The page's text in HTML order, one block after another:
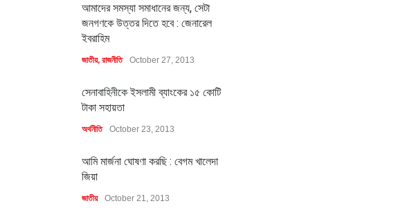
আমাদের সমস্যা সমাধানের জন্য, সেটা
জনগণকে উত্তর দিতে হবে : জেনারেল
ইবরাহিম
জাতীয়, রাজনীতি October 27, 2013
সেনাবাহিনীকে ইসলামী ব্যাংকের ১৫ কোটি
টাকা সহায়তা
অর্থনীতি October 23, 2013
আমি মার্জনা ঘোষণা করছি : বেগম খালেদা
জিয়া
জাতীয় October 21, 2013